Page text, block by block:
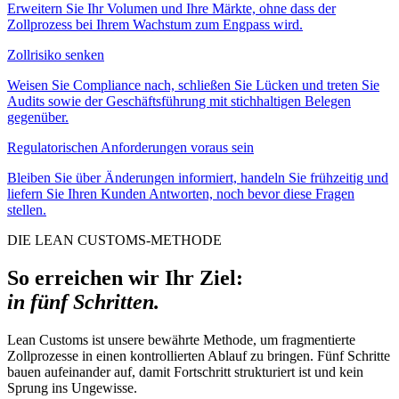
Erweitern Sie Ihr Volumen und Ihre Märkte, ohne dass der
Zollprozess bei Ihrem Wachstum zum Engpass wird.
Zollrisiko senken
Weisen Sie Compliance nach, schließen Sie Lücken und treten Sie
Audits sowie der Geschäftsführung mit stichhaltigen Belegen
gegenüber.
Regulatorischen Anforderungen voraus sein
Bleiben Sie über Änderungen informiert, handeln Sie frühzeitig und
liefern Sie Ihren Kunden Antworten, noch bevor diese Fragen
stellen.
DIE LEAN CUSTOMS-METHODE
So erreichen wir Ihr Ziel:
in fünf Schritten.
Lean Customs ist unsere bewährte Methode, um fragmentierte
Zollprozesse in einen kontrollierten Ablauf zu bringen. Fünf Schritte
bauen aufeinander auf, damit Fortschritt strukturiert ist und kein
Sprung ins Ungewisse.